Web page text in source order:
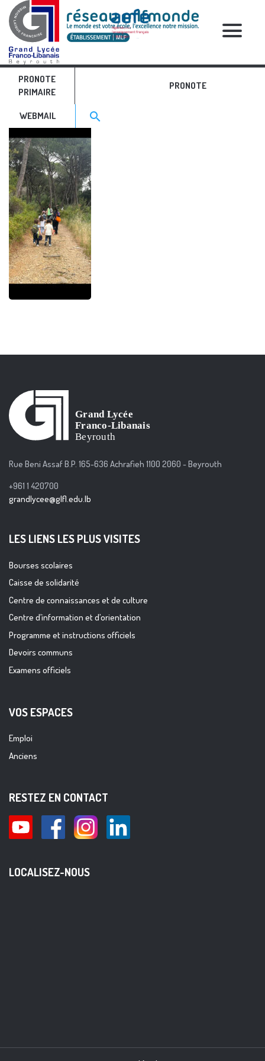
PRONOTE
PRIMAIRE
PRONOTE
WEBMAIL Search for:>
search
RELATIVE POSTS
Image6
Rue Beni Assaf B.P. 165-636 Achrafieh 1100 2060 - Beyrouth
+961 1 420700
grandlycee@glfl.edu.lb
LES LIENS LES PLUS VISITES
Bourses scolaires
Caisse de solidarité
Centre de connaissances et de culture
Centre d’information et d’orientation
Programme et instructions officiels
Devoirs communs
Examens officiels
VOS ESPACES
Emploi
Anciens
RESTEZ EN CONTACT
LOCALISEZ-NOUS